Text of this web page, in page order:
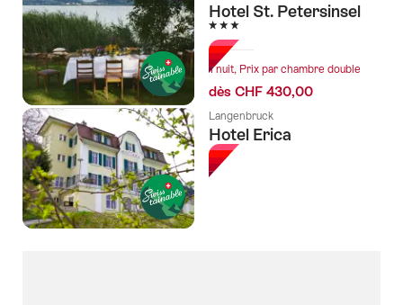
Hotel St. Petersinsel
3 étoiles
1 nuit, Prix par chambre double
dès CHF 430,00
Langenbruck
Hotel Erica